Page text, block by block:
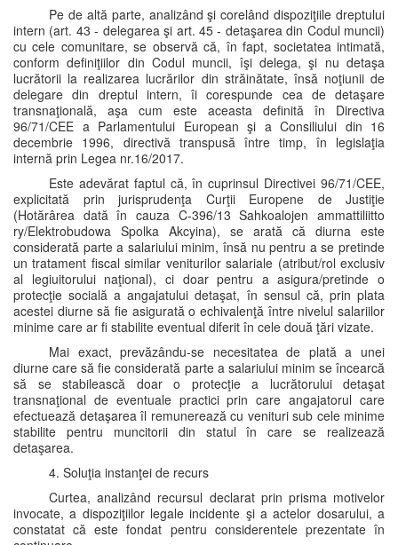
Pe de altă parte, analizând şi corelând dispoziţiile dreptului
intern (art. 43 - delegarea şi art. 45 - detaşarea din Codul muncii)
cu cele comunitare, se observă că, în fapt, societatea intimată,
conform definiţiilor din Codul muncii, îşi delega, şi nu detaşa
lucrătorii la realizarea lucrărilor din străinătate, însă noţiunii de
delegare din dreptul intern, îi corespunde cea de detaşare
transnaţională, aşa cum este aceasta definită în Directiva
96/71/CEE a Parlamentului European şi a Consiliului din 16
decembrie 1996, directivă transpusă între timp, în legislaţia
internă prin Legea nr.16/2017.
Este adevărat faptul că, în cuprinsul Directivei 96/71/CEE,
explicitată prin jurisprudenţa Curţii Europene de Justiţie
(Hotărârea dată în cauza C-396/13 Sahkoalojen ammattiliitto
ry/Elektrobudowa Spolka Akcyina), se arată că diurna este
considerată parte a salariului minim, însă nu pentru a se pretinde
un tratament fiscal similar veniturilor salariale (atribut/rol exclusiv
al legiuitorului naţional), ci doar pentru a asigura/pretinde o
protecţie socială a angajatului detaşat, în sensul că, prin plata
acestei diurne să fie asigurată o echivalenţă între nivelul salariilor
minime care ar fi stabilite eventual diferit în cele două ţări vizate.
Mai exact, prevăzându-se necesitatea de plată a unei
diurne care să fie considerată parte a salariului minim se încearcă
să se stabilească doar o protecţie a lucrătorului detaşat
transnaţional de eventuale practici prin care angajatorul care
efectuează detaşarea îl remunerează cu venituri sub cele minime
stabilite pentru muncitorii din statul în care se realizează
detaşarea.
4. Soluţia instanţei de recurs
Curtea, analizând recursul declarat prin prisma motivelor
invocate, a dispoziţiilor legale incidente şi a actelor dosarului, a
constatat că este fondat pentru considerentele prezentate în